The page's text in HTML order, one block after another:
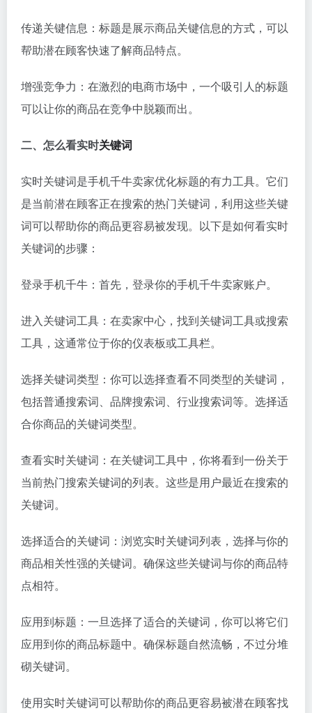
传递关键信息：标题是展示商品关键信息的方式，可以
帮助潜在顾客快速了解商品特点。
增强竞争力：在激烈的电商市场中，一个吸引人的标题
可以让你的商品在竞争中脱颖而出。
二、怎么看实时关键词
实时关键词是手机千牛卖家优化标题的有力工具。它们
是当前潜在顾客正在搜索的热门关键词，利用这些关键
词可以帮助你的商品更容易被发现。以下是如何看实时
关键词的步骤：
登录手机千牛：首先，登录你的手机千牛卖家账户。
进入关键词工具：在卖家中心，找到关键词工具或搜索
工具，这通常位于你的仪表板或工具栏。
选择关键词类型：你可以选择查看不同类型的关键词，
包括普通搜索词、品牌搜索词、行业搜索词等。选择适
合你商品的关键词类型。
查看实时关键词：在关键词工具中，你将看到一份关于
当前热门搜索关键词的列表。这些是用户最近在搜索的
关键词。
选择适合的关键词：浏览实时关键词列表，选择与你的
商品相关性强的关键词。确保这些关键词与你的商品特
点相符。
应用到标题：一旦选择了适合的关键词，你可以将它们
应用到你的商品标题中。确保标题自然流畅，不过分堆
砌关键词。
使用实时关键词可以帮助你的商品更容易被潜在顾客找